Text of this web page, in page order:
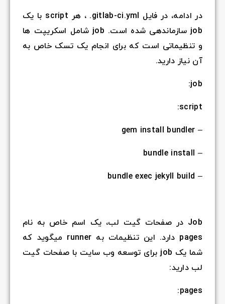
در ادامه، در فایل gitlab-ci.yml. ، هر script با یک
job سازماندهی شده است. job شامل اسکریپت ها
و تنظیماتی است که برای انجام یک تسک خاص به
آن نیاز دارید.
job:
script:
– gem install bundler
– bundle install
– bundle exec jekyll build
Job در صفحات گیت لب، یک اسم خاص به نام
pages دارد. این تنظیمات به runner میگوید که
شما یک job برای توسعه وب سایت با صفحات گیت
لب دارید:
pages: